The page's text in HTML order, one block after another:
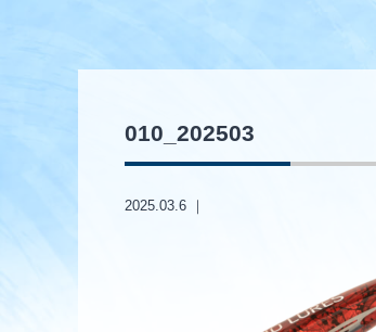
010_202503
2025.03.6 ｜